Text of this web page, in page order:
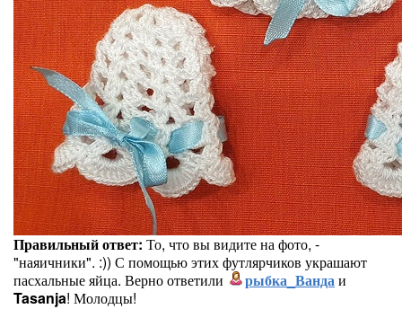
Правильный ответ: То, что вы видите на фото, -
"наяичники". :)) С помощью этих футлярчиков украшают
пасхальные яйца. Верно ответили
рыбка_Вандаи
Tasanja! Молодцы!